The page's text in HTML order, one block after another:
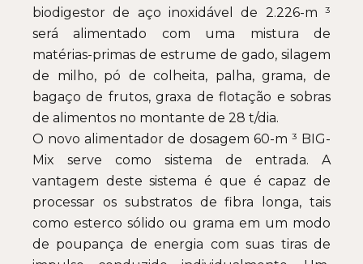
biodigestor de aço inoxidável de 2.226-m ³
será alimentado com uma mistura de
matérias-primas de estrume de gado, silagem
de milho, pó de colheita, palha, grama, de
bagaço de frutos, graxa de flotação e sobras
de alimentos no montante de 28 t/dia.
O novo alimentador de dosagem 60-m ³ BIG-
Mix serve como sistema de entrada. A
vantagem deste sistema é que é capaz de
processar os substratos de fibra longa, tais
como esterco sólido ou grama em um modo
de poupança de energia com suas tiras de